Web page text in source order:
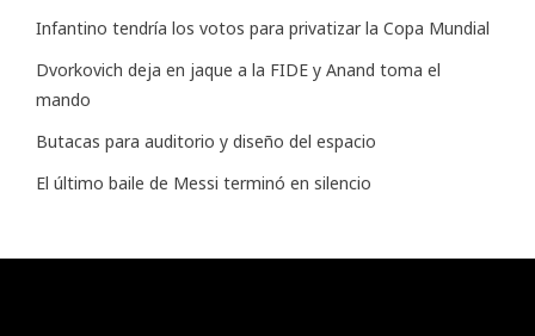
Infantino tendría los votos para privatizar la Copa Mundial
Dvorkovich deja en jaque a la FIDE y Anand toma el
mando
Butacas para auditorio y diseño del espacio
El último baile de Messi terminó en silencio